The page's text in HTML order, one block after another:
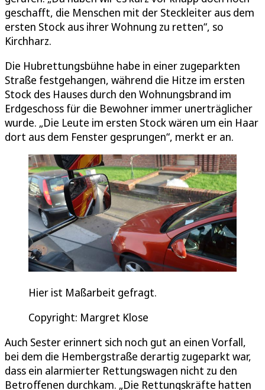
geschafft, die Menschen mit der Steckleiter aus dem
ersten Stock aus ihrer Wohnung zu retten“, so
Kirchharz.
Die Hubrettungsbühne habe in einer zugeparkten
Straße festgehangen, während die Hitze im ersten
Stock des Hauses durch den Wohnungsbrand im
Erdgeschoss für die Bewohner immer unerträglicher
wurde. „Die Leute im ersten Stock wären um ein Haar
dort aus dem Fenster gesprungen“, merkt er an.
Hier ist Maßarbeit gefragt.
Copyright: Margret Klose
Auch Sester erinnert sich noch gut an einen Vorfall,
bei dem die Hembergstraße derartig zugeparkt war,
dass ein alarmierter Rettungswagen nicht zu den
Betroffenen durchkam. „Die Rettungskräfte hatten